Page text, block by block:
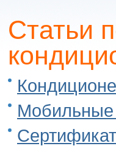
Статьи
Мобильные